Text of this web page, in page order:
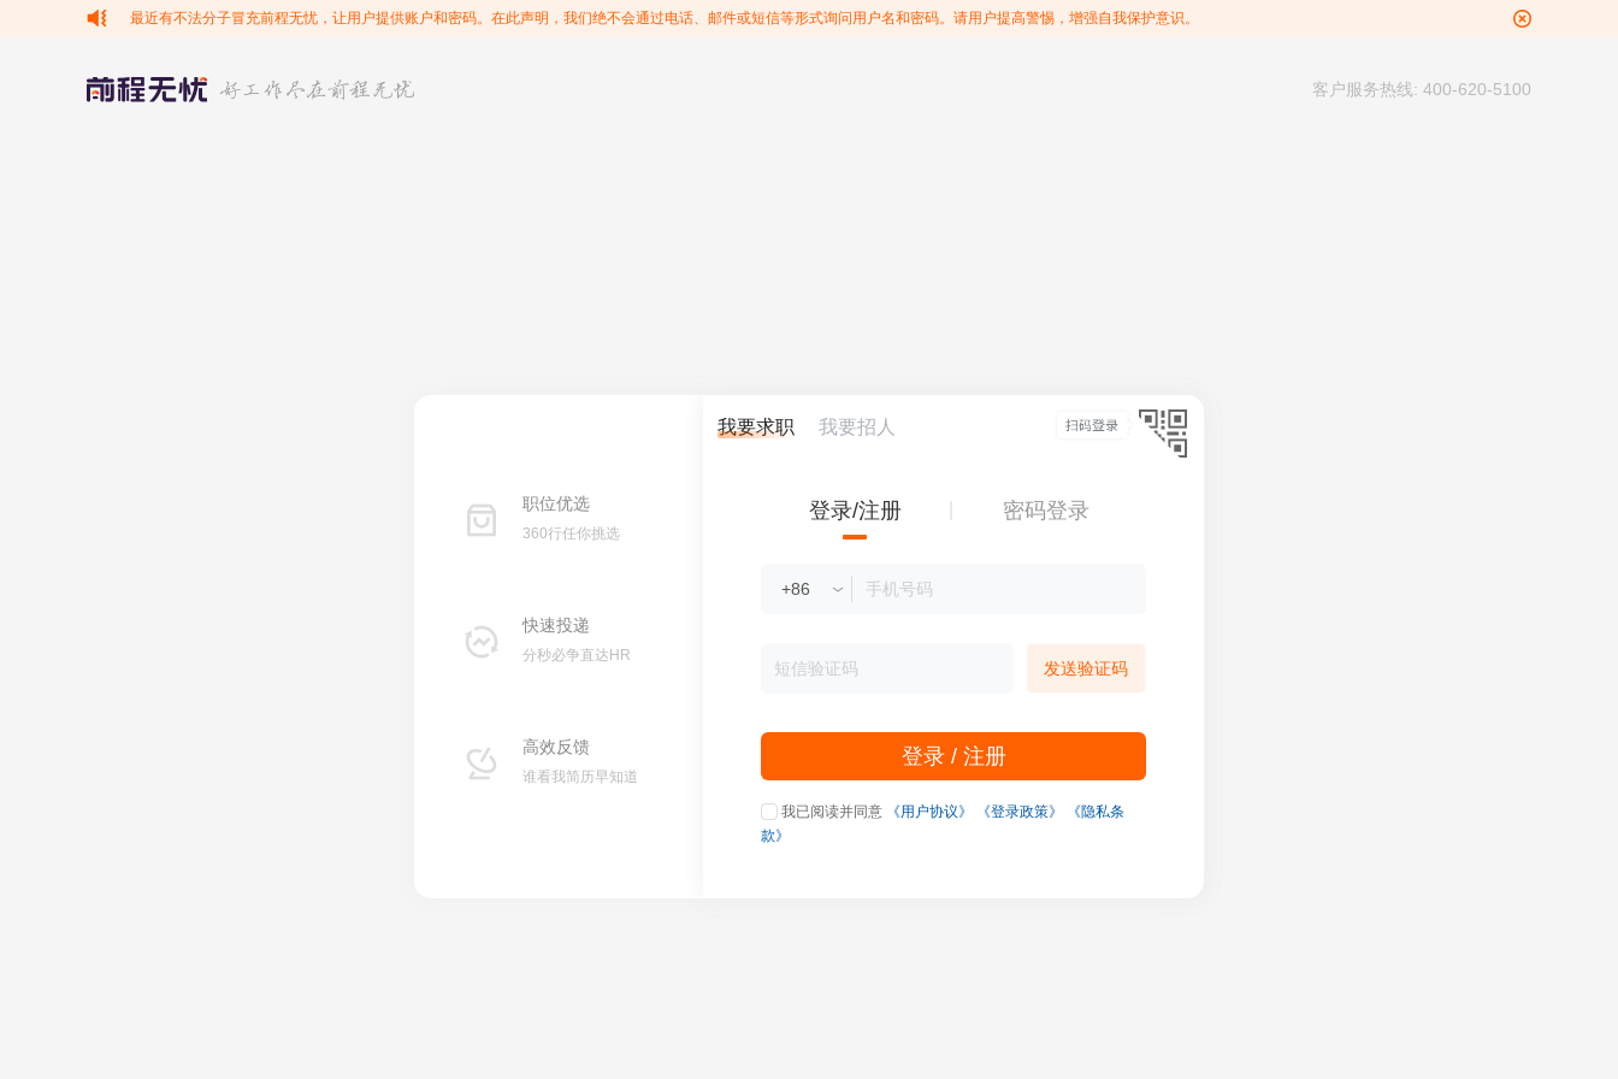
最近有不法分子冒充前程无忧，让用户提供账户和密码。在此声明，我们绝不会通过电话、邮件或短信等形式询问用户名和密码。请用户提高警惕，增强自我保护意识。
客户服务热线: 400-620-5100
职位优选
360行任你挑选
快速投递
分秒必争直达HR
高效反馈
谁看我简历早知道
我要求职 我要招人
登录/注册 密码登录
发送验证码
登录 / 注册
我已阅读并同意 《用户协议》 《登录政策》
《隐私条
款》